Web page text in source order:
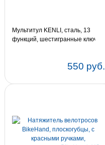
Мультитул KENLI, сталь, 13
функций, шестигранные ключи
550 руб.